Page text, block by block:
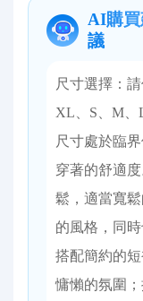
AI購
議
尺寸選擇：
XL、S、M、
尺寸處於臨
穿著的舒適
鬆，適當寬
的風格，同
搭配簡約的
慵懶的氛圍